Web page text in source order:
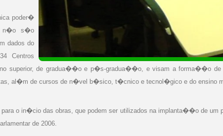
poder�
n�o s�o
dados do
Centros
superior, de gradua��o e p�s-gradua��o, e visam a forma��o
al�m de cursos de n�vel b�sico, t�cnico e tecnol�gico e do ensino
o in�cio das obras, que podem ser utilizados na implanta��o de
de 2006.